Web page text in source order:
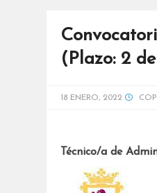
(Plazo: 2
18 ENERO, 2022
Técnico/a de